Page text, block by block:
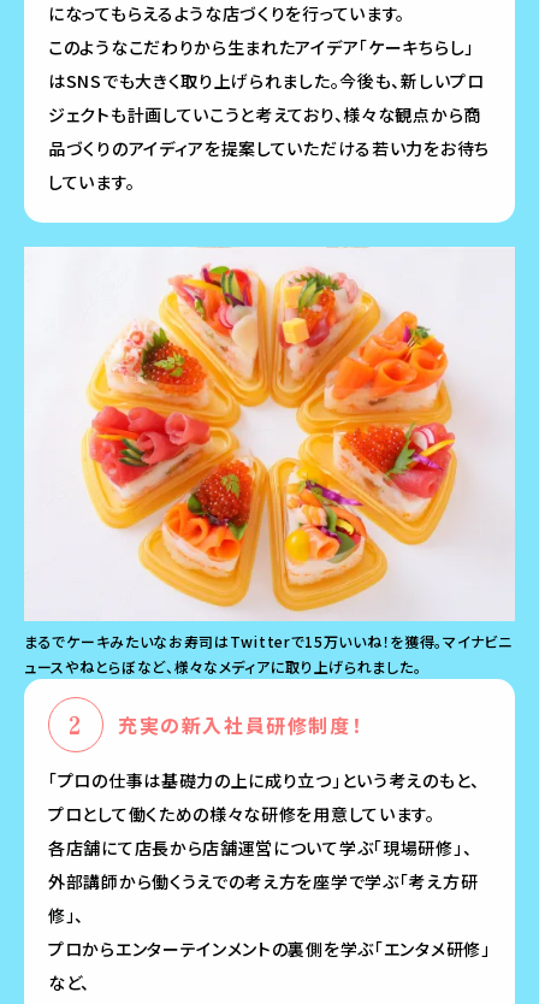
になってもらえるような店づくりを行っています。
このようなこだわりから生まれたアイデア「ケーキちらし」
はSNSでも大きく取り上げられました。今後も、新しいプロ
ジェクトも計画していこうと考えており、様々な観点から商
品づくりのアイディアを提案していただける若い力をお待ち
しています。
まるでケーキみたいなお寿司はTwitterで15万いいね！を獲得。マイナビニ
ュースやねとらぼなど、様々なメディアに取り上げられました。
充実の新入社員研修制度！
「プロの仕事は基礎力の上に成り立つ」という考えのもと、
プロとして働くための様々な研修を用意しています。
各店舗にて店長から店舗運営について学ぶ「現場研修」、
外部講師から働くうえでの考え方を座学で学ぶ「考え方研
修」、
プロからエンターテインメントの裏側を学ぶ「エンタメ研修」
など、